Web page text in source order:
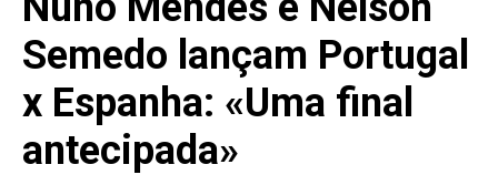
Semedo lançam Portugal
x Espanha: «Uma final
antecipada»